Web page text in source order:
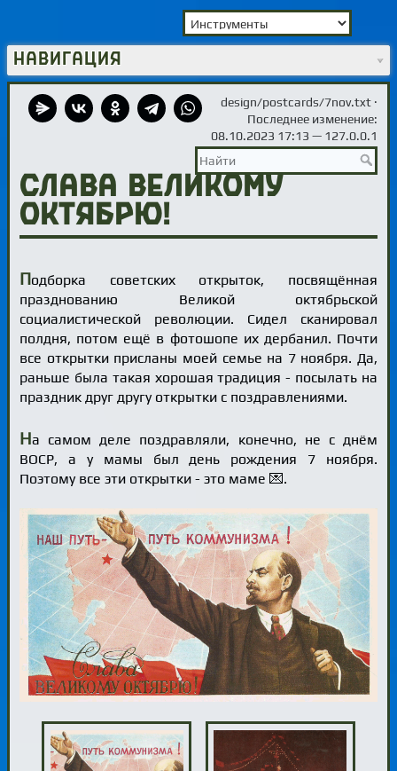
Навигация
design/postcards/7nov.txt·
Последнее изменение:
08.10.2023 17:13 — 127.0.0.1
Слава Великому
Октябрю!
Подборка советских открыток, посвящённая
празднованию Великой октябрьской
социалистической революции. Сидел сканировал
полдня, потом ещё в фотошопе их дербанил. Почти
все открытки присланы моей семье на 7 ноября. Да,
раньше была такая хорошая традиция - посылать на
праздник друг другу открытки с поздравлениями.
На самом деле поздравляли, конечно, не с днём
ВОСР, а у мамы был день рождения 7 ноября.
Поэтому все эти открытки - это маме 💌.